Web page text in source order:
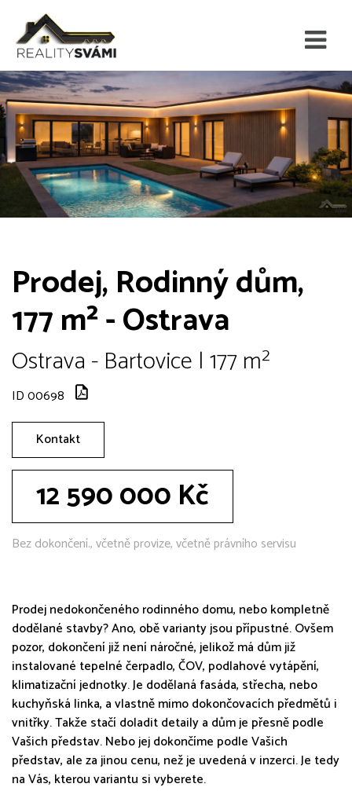
Prodej, Rodinný dům,
177 m² - Ostrava
Ostrava - Bartovice | 177 m²
ID 00698
Kontakt
12 590 000 Kč
Bez dokončení., včetně provize, včetně právního servisu
Prodej nedokončeného rodinného domu, nebo kompletně
dodělané stavby? Ano, obě varianty jsou přípustné. Ovšem
pozor, dokončení již není náročné, jelikož má dům již
instalované tepelné čerpadlo, ČOV, podlahové vytápění,
klimatizační jednotky. Je dodělaná fasáda, střecha, nebo
kuchyňská linka, a vlastně mimo dokončovacích předmětů i
vnitřky. Takže stačí doladit detaily a dům je přesně podle
Vašich představ. Nebo jej dokončíme podle Vašich
představ, ale za jinou cenu, než je uvedená v inzerci. Je tedy
na Vás, kterou variantu si vyberete.